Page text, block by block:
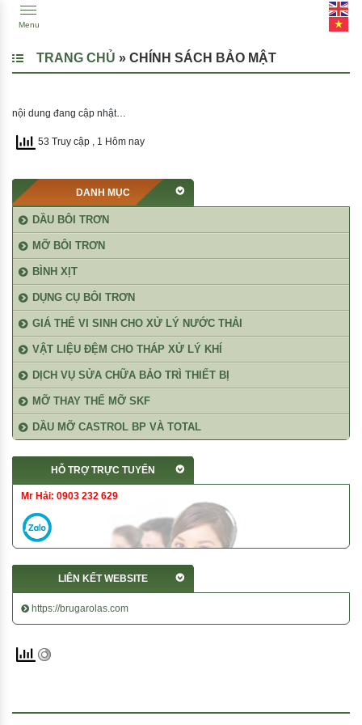
Menu
TRANG CHỦ » CHÍNH SÁCH BẢO MẬT
nội dung đang cập nhật…
53 Truy cập , 1 Hôm nay
DANH MỤC
DẦU BÔI TRƠN
MỠ BÔI TRƠN
BÌNH XỊT
DỤNG CỤ BÔI TRƠN
GIÁ THỂ VI SINH CHO XỬ LÝ NƯỚC THẢI
VẬT LIỆU ĐỆM CHO THÁP XỬ LÝ KHÍ
DỊCH VỤ SỬA CHỮA BẢO TRÌ THIẾT BỊ
MỠ THAY THẾ MỠ SKF
DẦU MỠ CASTROL BP VÀ TOTAL
HỖ TRỢ TRỰC TUYẾN
Mr Hải: 0903 232 629
LIÊN KẾT WEBSITE
https://brugarolas.com